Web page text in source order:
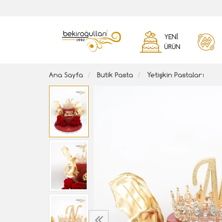
YENI
ÜRÜN
Ana Sayfa Butik Pasta Yetişkin Pastaları